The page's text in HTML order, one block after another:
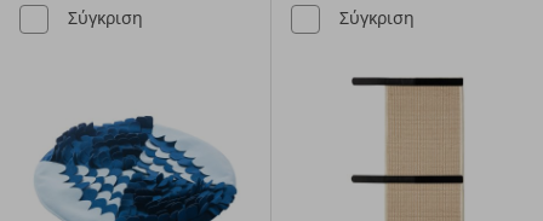
Σύγκριση Σύγκριση